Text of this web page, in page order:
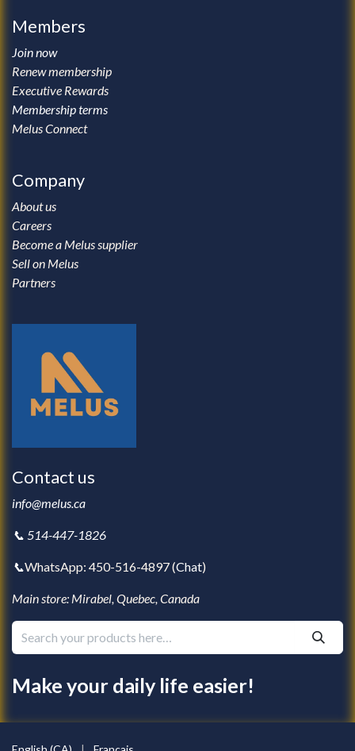
Members
Join now
Renew membership
Executive Rewards
Membership terms
Melus Connect
Company
About us
Careers
Become a Melus supplier
Sell on Melus
Partners
Contact us
info@melus.ca
📞 514-447-1826
📞WhatsApp: 450-516-4897 (Chat)
Main store: Mirabel, Quebec, Canada
Make your daily life easier!